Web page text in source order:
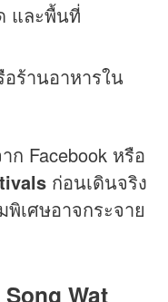
และพื้นที่
ร้านอาหารใน
ก Facebook หรือ
ก่อนเดินจริง
เศษอาจกระจาย
Wat